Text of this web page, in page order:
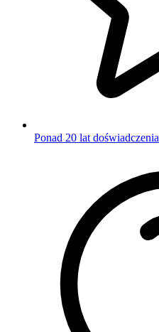
Ponad 20 lat doświadczenia